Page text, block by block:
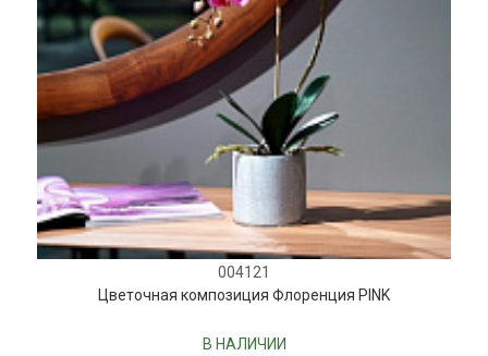
004121
Цветочная композиция Флоренция PINK
В НАЛИЧИИ